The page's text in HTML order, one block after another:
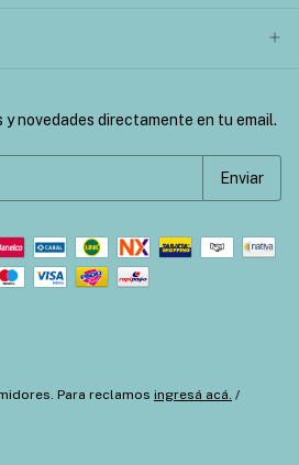
novedades directamente en tu email.
Para reclamos ingresá acá. /